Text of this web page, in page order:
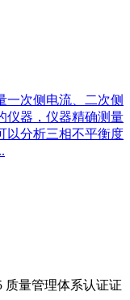
一次侧电流、二次侧
仪器，仪器精确测量
以分析三相不平衡度
质量管理体系认证证